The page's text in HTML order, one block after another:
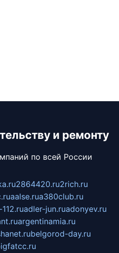
и ремонту
по всей России
2864420.ru2rich.ru
aalse.rua380club.ru
adler-jun.ruadonyev.ru
argentinamia.ru
belgorod-day.ru